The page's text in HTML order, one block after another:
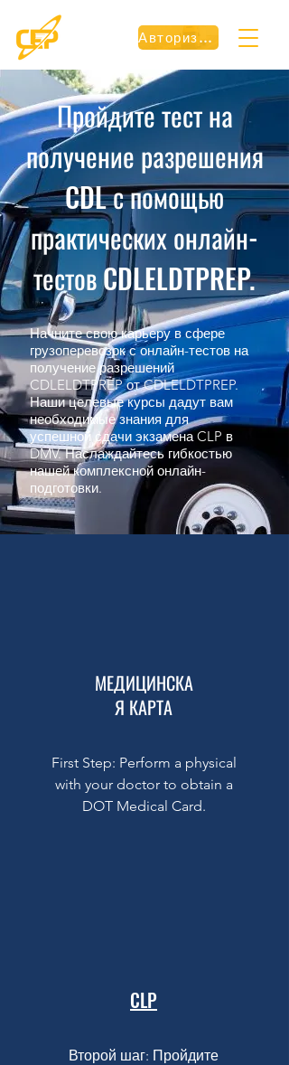
Авторизоваться
Пройдите тест на
получение разрешения
CDL с помощью
практических онлайн-
тестов CDLELDTPREP.
Начните свою карьеру в сфере
грузоперевозок с онлайн-тестов на
получение разрешений
CDLELDTPREP от CDLELDTPREP.
Наши целевые курсы дадут вам
необходимые знания для
успешной сдачи экзамена CLP в
DMV. Наслаждайтесь гибкостью
нашей комплексной онлайн-
подготовки.
МЕДИЦИНСКА
Я КАРТА
First Step: Perform a physical
with your doctor to obtain a
DOT Medical Card.
CLP
Второй шаг: Пройдите